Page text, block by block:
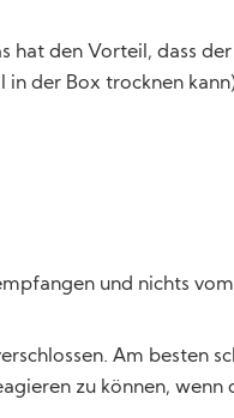
hat den Vorteil, dass der
in der Box trocknen
und nichts
Am besten
zu können, wenn